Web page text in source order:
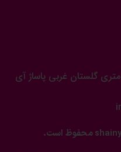
آدرس: جنت آباد مرکزی ، 20 متری گلستان غربی پاساژ آی